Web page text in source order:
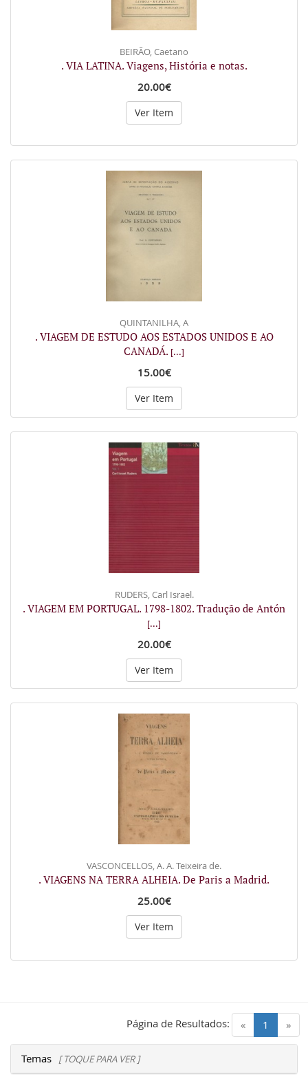
BEIRÃO, Caetano
. VIA LATINA. Viagens, História e notas.
20.00€
Ver Item
QUINTANILHA, A
. VIAGEM DE ESTUDO AOS ESTADOS UNIDOS E AO
CANADÁ. [...]
15.00€
Ver Item
RUDERS, Carl Israel.
. VIAGEM EM PORTUGAL. 1798-1802. Tradução de Antón
[...]
20.00€
Ver Item
VASCONCELLOS, A. A. Teixeira de.
. VIAGENS NA TERRA ALHEIA. De Paris a Madrid.
25.00€
Ver Item
« 1 (current)
»
Página de Resultados:
Temas [ TOQUE PARA VER ]